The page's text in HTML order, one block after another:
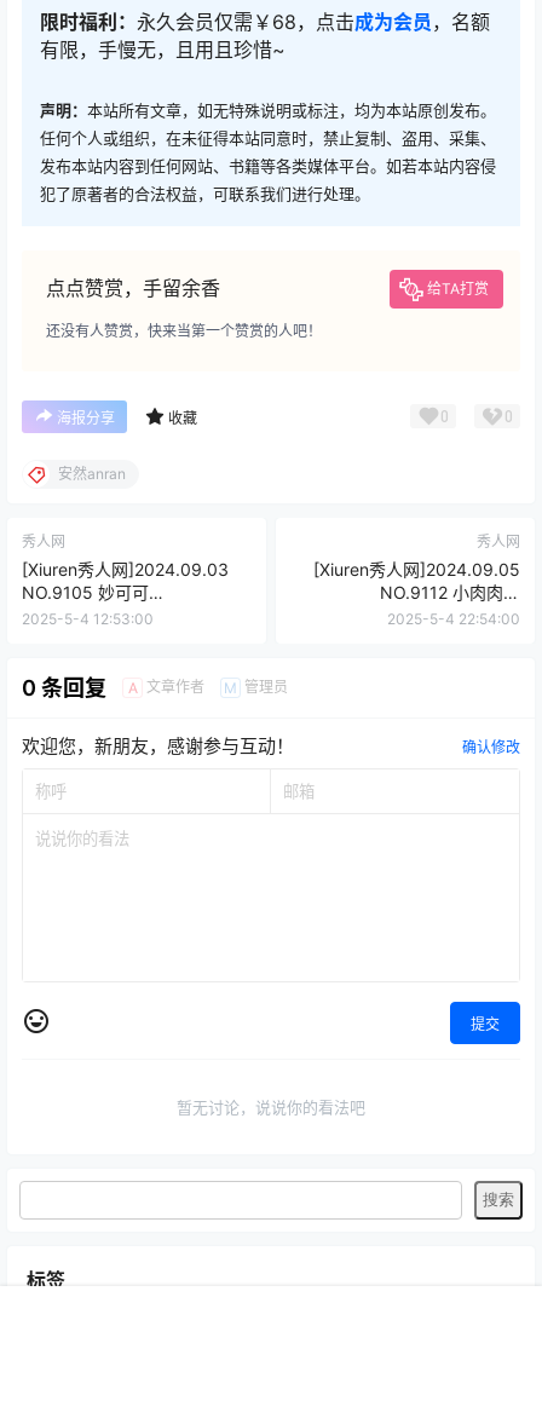
限时福利： 永久会员仅需￥68，点击成为会员 ，名额
有限，手慢无，且用且珍惜~
声明： 本站所有文章，如无特殊说明或标注，均为本站原创发布。
任何个人或组织，在未征得本站同意时，禁止复制、盗用、采集、
发布本站内容到任何网站、书籍等各类媒体平台。如若本站内容侵
犯了原著者的合法权益，可联系我们进行处理。
点点赞赏，手留余香 给TA打赏
还没有人赞赏，快来当第一个赞赏的人吧！
海报分享 收藏 0 0
安然anran
秀人网
[Xiuren秀人网]2024.09.03
NO.9105 妙可可
Cheese[84+1P/821MB]
2025-5-4 12:53:00
秀人网
[Xiuren秀人网]2024.09.05
NO.9112 小肉肉咪
[80+1P/753MB]
2025-5-4 22:54:00
0 条回复 A 文章作者 M 管理员
欢迎您，新朋友，感谢参与互动！ 确认修改
提交
暂无讨论，说说你的看法吧
标签